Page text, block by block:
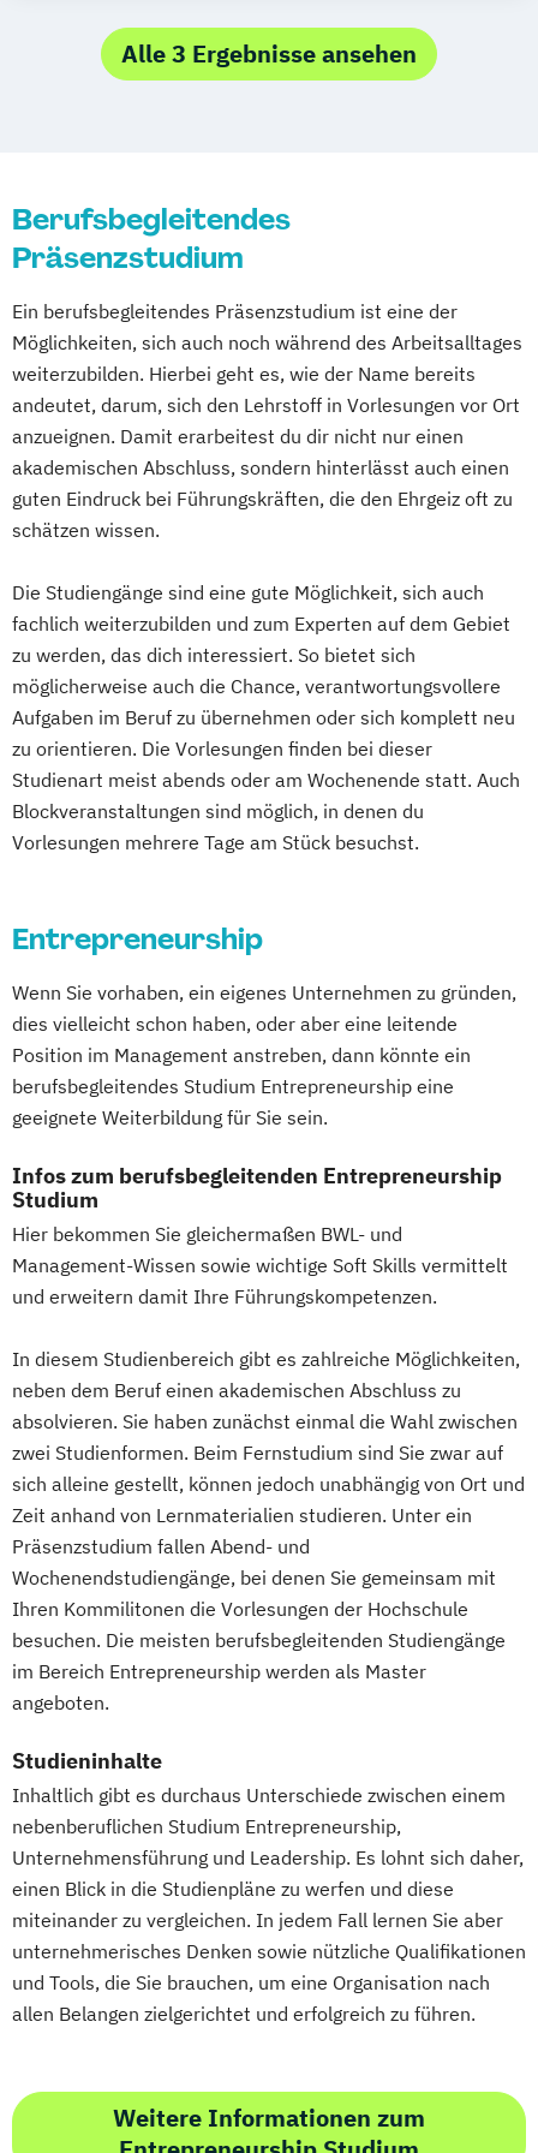
Neurorehabilitation für Therapeuten
Osteopathie
Soziale Arbeit Sportmanagement
Sportphysiotherapie
Hotel- und Eventmanagement
Wirtschaftschemie
Wirtschaftschemie M.Sc.
Wirtschaftsforensik
Wirtschaftspsychologie
Branding
Media Studies
Medienmanagement
Mgmt. mit Branchenfokus
Fashionmanagement & Global Brands
Mgmt. mit Branchenfokus
Handelsmanagement & E-Commerce
Mgmt. mit Branchenfokus Human Resource
Management
Mgmt. mit Branchenfokus
Immobilienwirtschaft
Mgmt. mit Schwerpunkt Advanced Finance
and Accounting
Mgmt. mit Schwerpunkt International
Musikproduktion
Outdoor Studies
Psychologie der Lebenswelten
Social Media Studies
Software Design & User Experience
Software Development
Sportjournalismus Sportmanagement
Sportmanagement - Fußballmanagement
Sportmanagement - eSports Management
Wirtschaftsinformatik
Wirtschaftsinformatik - Cyber Security
Wirtschaftsingenieurwesen
Wirtschaftsingenieurwesen
Baumanagement für Bauingenieure
Wirtschaftspsychologie
Transformation Management
Wirtschaftspsychologie - Sport- &
Leistungspsychologie
Wirtschafts­ingenieurwesen
Informations- und Wissensmanagement
Informationsmanagement
Pflege Social Work
Alle 3 Ergebnisse ansehen
Berufsbegleitendes
Präsenzstudium
Ein berufsbegleitendes Präsenzstudium ist eine der
Möglichkeiten, sich auch noch während des Arbeitsalltages
weiterzubilden. Hierbei geht es, wie der Name bereits
andeutet, darum, sich den Lehrstoff in Vorlesungen vor Ort
anzueignen. Damit erarbeitest du dir nicht nur einen
akademischen Abschluss, sondern hinterlässt auch einen
guten Eindruck bei Führungskräften, die den Ehrgeiz oft zu
schätzen wissen.
Die Studiengänge sind eine gute Möglichkeit, sich auch
fachlich weiterzubilden und zum Experten auf dem Gebiet
zu werden, das dich interessiert. So bietet sich
möglicherweise auch die Chance, verantwortungsvollere
Aufgaben im Beruf zu übernehmen oder sich komplett neu
zu orientieren. Die Vorlesungen finden bei dieser
Studienart meist abends oder am Wochenende statt. Auch
Blockveranstaltungen sind möglich, in denen du
Vorlesungen mehrere Tage am Stück besuchst.
Entrepreneurship
Wenn Sie vorhaben, ein eigenes Unternehmen zu gründen,
dies vielleicht schon haben, oder aber eine leitende
Position im Management anstreben, dann könnte ein
berufsbegleitendes Studium Entrepreneurship eine
geeignete Weiterbildung für Sie sein.
Infos zum berufsbegleitenden Entrepreneurship
Studium
Hier bekommen Sie gleichermaßen BWL- und
Management-Wissen sowie wichtige Soft Skills vermittelt
und erweitern damit Ihre Führungskompetenzen.
In diesem Studienbereich gibt es zahlreiche Möglichkeiten,
neben dem Beruf einen akademischen Abschluss zu
absolvieren. Sie haben zunächst einmal die Wahl zwischen
zwei Studienformen. Beim Fernstudium sind Sie zwar auf
sich alleine gestellt, können jedoch unabhängig von Ort und
Zeit anhand von Lernmaterialien studieren. Unter ein
Präsenzstudium fallen Abend- und
Wochenendstudiengänge, bei denen Sie gemeinsam mit
Ihren Kommilitonen die Vorlesungen der Hochschule
besuchen. Die meisten berufsbegleitenden Studiengänge
im Bereich Entrepreneurship werden als Master
angeboten.
Studieninhalte
Inhaltlich gibt es durchaus Unterschiede zwischen einem
nebenberuflichen Studium Entrepreneurship,
Unternehmensführung und Leadership. Es lohnt sich daher,
einen Blick in die Studienpläne zu werfen und diese
miteinander zu vergleichen. In jedem Fall lernen Sie aber
unternehmerisches Denken sowie nützliche Qualifikationen
und Tools, die Sie brauchen, um eine Organisation nach
allen Belangen zielgerichtet und erfolgreich zu führen.
Weitere Informationen zum